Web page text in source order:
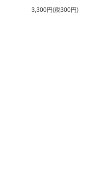
3,300円(税300円)